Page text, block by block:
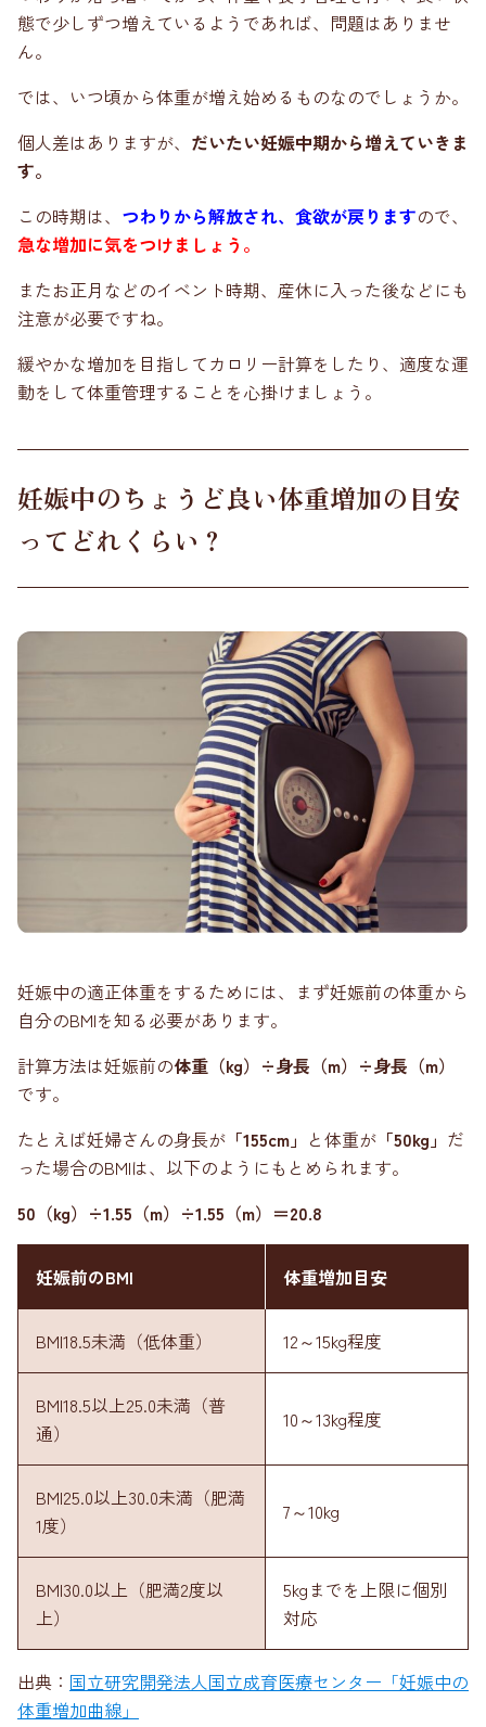
態で少しずつ増えているようであれば、問題はありませ
ん。
では、いつ頃から体重が増え始めるものなのでしょうか。
個人差はありますが、 だいたい妊娠中期から増えていきま
す。
この時期は、 つわりから解放され、食欲が戻りますので、
急な増加に気をつけましょう。
またお正月などのイベント時期、産休に入った後などにも
注意が必要ですね。
緩やかな増加を目指してカロリー計算をしたり、適度な運
動をして体重管理することを心掛けましょう。
妊娠中のちょうど良い体重増加の目安
ってどれくらい？
妊娠中の適正体重をするためには、まず妊娠前の体重から
自分のBMIを知る必要があります。
計算方法は妊娠前の体重（kg）÷身長（m）÷身長（m）
です。
たとえば妊婦さんの身長が 「155cm」 と体重が 「50kg」 だ
った場合のBMIは、以下のようにもとめられます。
50（kg）÷1.55（m）÷1.55（m）＝20.8
妊娠前のBMI 体重増加目安
BMI18.5未満（低体重） 12～15kg程度
BMI18.5以上25.0未満（普
通）
10～13kg程度
BMI25.0以上30.0未満（肥満
1度）
7～10kg
BMI30.0以上（肥満2度以
上）
5kgまでを上限に個別
対応
出典： 国立研究開発法人国立成育医療センター「妊娠中の
体重増加曲線」